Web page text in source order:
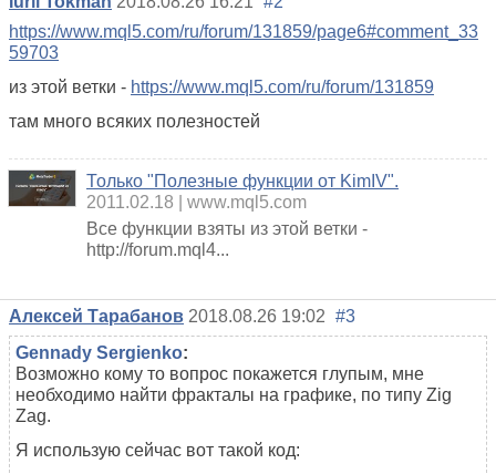
https://www.mql5.com/ru/forum/131859/page6#comment_33
59703
из этой ветки - https://www.mql5.com/ru/forum/131859
там много всяких полезностей
Только "Полезные функции от KimIV".
2011.02.18
www.mql5.com
Все функции взяты из этой ветки -
http://forum.mql4...
Алексей Тарабанов 2018.08.26 19:02 #3
Gennady Sergienko:
Возможно кому то вопрос покажется глупым, мне
необходимо найти фракталы на графике, по типу Zig
Zag.
Я использую сейчас вот такой код: